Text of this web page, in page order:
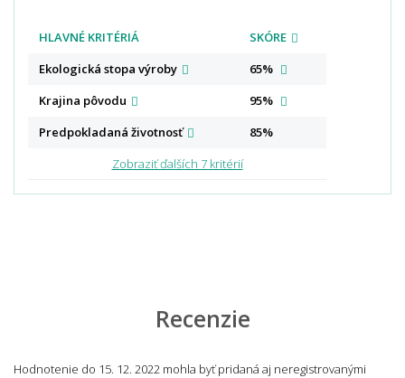
HLAVNÉ KRITÉRIÁ
SKÓRE
Ekologická stopa výroby
65%
Krajina pôvodu
95%
Predpokladaná životnosť
85%
Zobraziť ďalších 7 kritérií
Recenzie
Hodnotenie do 15. 12. 2022 mohla byť pridaná aj neregistrovanými